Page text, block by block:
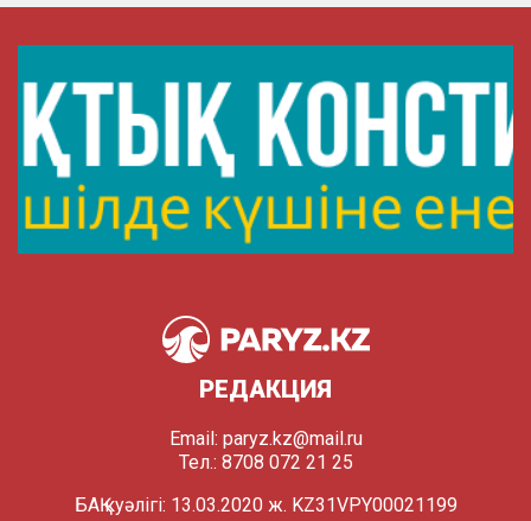
РЕДАКЦИЯ
Email: paryz.kz@mail.ru
Тел.: 8708 072 21 25
БАҚ куәлігі: 13.03.2020 ж. KZ31VPY00021199